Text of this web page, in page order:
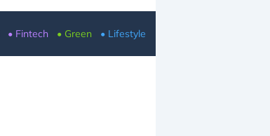
• Fintech • Green • Lifestyle